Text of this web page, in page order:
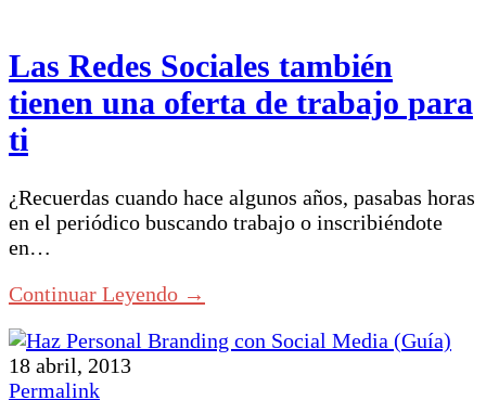
Las Redes Sociales también
tienen una oferta de trabajo para
ti
¿Recuerdas cuando hace algunos años, pasabas horas
en el periódico bus­cando trabajo o inscribiéndote
en…
Continuar Leyendo →
18 abril, 2013
Permalink